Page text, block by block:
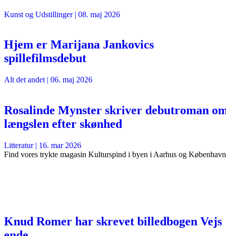
Kunst og Udstillinger| 08. maj 2026
Hjem er Marijana Jankovics
spillefilmsdebut
Alt det andet | 06. maj 2026
Rosalinde Mynster skriver debutroman
længslen efter skønhed
Litteratur| 16. mar 2026
Find vores trykte magasin Kulturspind i byen i Aarhus og København
Knud Romer har skrevet billedbogen Vejs